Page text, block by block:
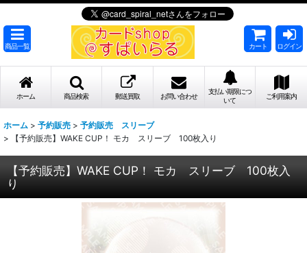
商品一覧 カート ログイン
ホーム 商品検索 郵送買取 お問い合わせ
支払い期限につ
いて
ご利用案内
ホーム > 予約販売 > 予約販売 スリーブ
>
【予約販売】WAKE CUP！ モカ スリーブ 100枚入り
【予約販売】WAKE CUP！ モカ スリーブ 100枚入
り